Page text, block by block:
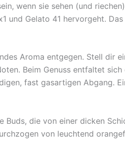
wenn sie sehen (und
und Gelato 41 hervorgeht.
Aroma entgegen. Stell dir
Beim Genuss entfaltet sich
fast gasartigen Abgang.
Buds, die von einer dicken
von leuchtend